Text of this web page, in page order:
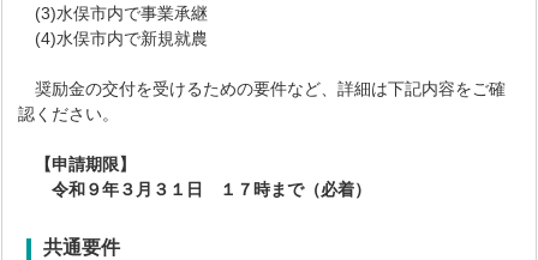
(3)水俣市内で事業承継
(4)水俣市内で新規就農
奨励金の交付を受けるための要件など、詳細は下記内容をご確
認ください。
【申請期限】
令和９年３月３１日 １７時まで（必着）
共通要件